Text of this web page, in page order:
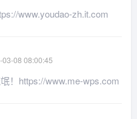
www.youdao-zh.it.com
08 08:00:45
！https://www.me-wps.com